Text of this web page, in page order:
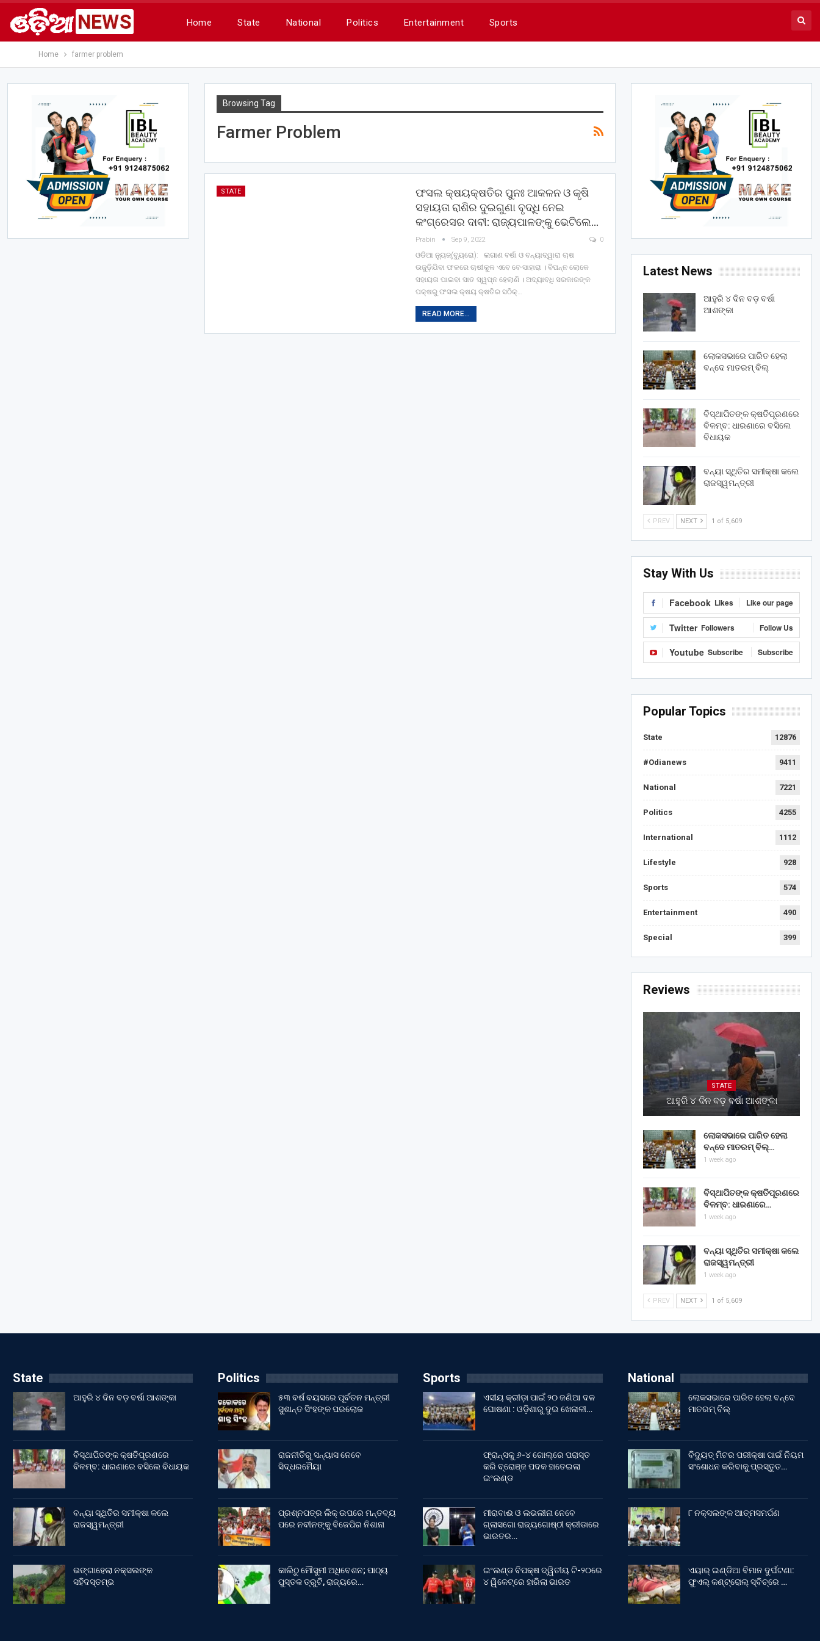
Home State National Politics Entertainment Sports
Home farmer problem
Browsing Tag
Farmer Problem
STATE
ଫସଲ କ୍ଷୟକ୍ଷତିର ପୁନଃ ଆକଳନ ଓ କୃଷି
ସହାୟତା ରାଶିର ଦୁଇଗୁଣା ବୃଦ୍ଧି ନେଇ
କଂଗ୍ରେସର ଦାବୀ: ରାଜ୍ୟପାଳଙ୍କୁ ଭେଟିଲେ…
Prabin Sep 9, 2022 0
ଓଡିଆ ନ୍ୟୁଜ୍(ବ୍ୟୁରୋ): ଲଗାଣ ବର୍ଷା ଓ ବନ୍ୟାଦ୍ୱାରା ଚାଷ
ଉଜୁଡ଼ିଯିବା ଫଳରେ ଚାଷୀକୁଳ ଏବେ ବେ-ସାହାରା । ବିପନ୍ନ ଲୋକେ
ସହାୟତା ପାଇବା ସାତ ସ୍ୱପ୍ନ ହେଲାଣି । ଅଦ୍ୟାବଧି ସରକାରଙ୍କ
ପକ୍ଷରୁ ଫସଲ କ୍ଷୟ କ୍ଷତିର ସଠିକ୍…
READ MORE...
Latest News
ଆହୁରି ୪ ଦିନ ବଡ଼ ବର୍ଷା
ଆଶଙ୍କା
ଲୋକସଭାରେ ପାରିତ ହେଲା
ବନ୍ଦେ ମାତରମ୍‌ ବିଲ୍‌
ବିସ୍ଥାପିତଙ୍କ କ୍ଷତିପୂରଣରେ
ବିଳମ୍ବ: ଧାରଣାରେ ବସିଲେ
ବିଧାୟକ
ବନ୍ୟା ସ୍ଥିତିର ସମୀକ୍ଷା କଲେ
ରାଜସ୍ୱମନ୍ତ୍ରୀ
PREV NEXT 1 of 5,609
Stay With Us
Facebook Likes Like our page
Twitter Followers Follow Us
Youtube Subscribe Subscribe
Popular Topics
State 12876
#Odianews 9411
National 7221
Politics 4255
International 1112
Lifestyle 928
Sports 574
Entertainment 490
Special 399
Reviews
STATE
ଆହୁରି ୪ ଦିନ ବଡ଼ ବର୍ଷା ଆଶଙ୍କା
ଲୋକସଭାରେ ପାରିତ ହେଲା
ବନ୍ଦେ ମାତରମ୍‌ ବିଲ୍‌…
1 week ago
ବିସ୍ଥାପିତଙ୍କ କ୍ଷତିପୂରଣରେ
ବିଳମ୍ବ: ଧାରଣାରେ…
1 week ago
ବନ୍ୟା ସ୍ଥିତିର ସମୀକ୍ଷା କଲେ
ରାଜସ୍ୱମନ୍ତ୍ରୀ
1 week ago
PREV NEXT 1 of 5,609
State
ଆହୁରି ୪ ଦିନ ବଡ଼ ବର୍ଷା ଆଶଙ୍କା
ବିସ୍ଥାପିତଙ୍କ କ୍ଷତିପୂରଣରେ
ବିଳମ୍ବ: ଧାରଣାରେ ବସିଲେ ବିଧାୟକ
ବନ୍ୟା ସ୍ଥିତିର ସମୀକ୍ଷା କଲେ
ରାଜସ୍ୱମନ୍ତ୍ରୀ
ଭଙ୍ଗାହେଲା ନକ୍ସଲଙ୍କ
ସହିଦସ୍ତମ୍ଭ
Politics
୫୩ ବର୍ଷ ବୟସରେ ପୂର୍ବତନ ମନ୍ତ୍ରୀ
ସୁଶାନ୍ତ ସିଂହଙ୍କ ପରଲୋକ
ରାଜନୀତିରୁ ସନ୍ୟାସ ନେବେ
ସିଦ୍ଧରମୈୟା
ପ୍ରଶ୍ନପତ୍ର ଲିକ୍ ଉପରେ ମନ୍ତବ୍ୟ
ପରେ ନବୀନଙ୍କୁ ବିଜେପିର ନିଶାନା
କାଲିଠୁ ମୌସୁମୀ ଅଧିବେଶନ; ପାଠ୍ୟ
ପୁସ୍ତକ ତ୍ରୁଟି, ରାଜ୍ୟରେ…
Sports
ଏସୀୟ କ୍ରୀଡ଼ା ପାଇଁ ୨୦ ଜଣିଆ ଦଳ
ଘୋଷଣା : ଓଡ଼ିଶାରୁ ଦୁଇ ଖେଳାଳୀ…
ଫ୍ରାନ୍ସକୁ ୬-୪ ଗୋଲ୍‌ରେ ପରାସ୍ତ
କରି ବ୍ରୋଞ୍ଜ ପଦକ ହାତେଇଲା
ଇଂଲଣ୍ଡ
ମୀରାବାଈ ଓ ଲଭଲୀନା ନେବେ
ଗ୍ଲାସଗୋ ରାଜ୍ୟଗୋଷ୍ଠୀ କ୍ରୀଡାରେ
ଭାରତର…
ଇଂଲଣ୍ଡ ବିପକ୍ଷ ଦ୍ୱିତୀୟ ଟି-୨୦ରେ
୪ ୱିକେଟ୍‌ରେ ହାରିଲା ଭାରତ
National
ଲୋକସଭାରେ ପାରିତ ହେଲା ବନ୍ଦେ
ମାତରମ୍‌ ବିଲ୍‌
ବିଦ୍ୟୁତ୍ ମିଟର ପରୀକ୍ଷା ପାଇଁ ନିୟମ
ସଂଶୋଧନ କରିବାକୁ ପ୍ରସ୍ତୁତ…
୮ ନକ୍ସଲଙ୍କ ଆତ୍ମସମର୍ପଣ
ଏୟାର୍ ଇଣ୍ଡିଆ ବିମାନ ଦୁର୍ଘଟଣା:
ଫୁଏଲ୍‌ କଣ୍ଟ୍ରୋଲ୍‌ ସ୍ବିଚ୍‌ରେ …